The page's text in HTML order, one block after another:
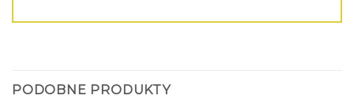
PODOBNE PRODUKTY